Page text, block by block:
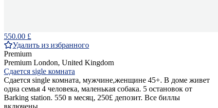
550.00 £
Удалить из избранного
Premium
Premium London, United Kingdom
Сдается sigle комната
Сдается single комната, мужчине,женщине 45+. В доме живет
одна семья 4 человека, маленькая собака. 5 остановок от
Barking station. 550 в месяц, 250£ депозит. Все биллы